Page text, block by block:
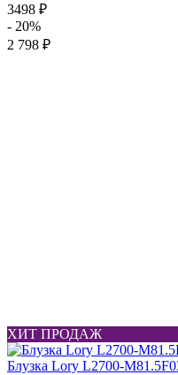
3498 ₽
- 20%
2 798 ₽
ХИТ ПРОДАЖ
Блузка Lory L2700-